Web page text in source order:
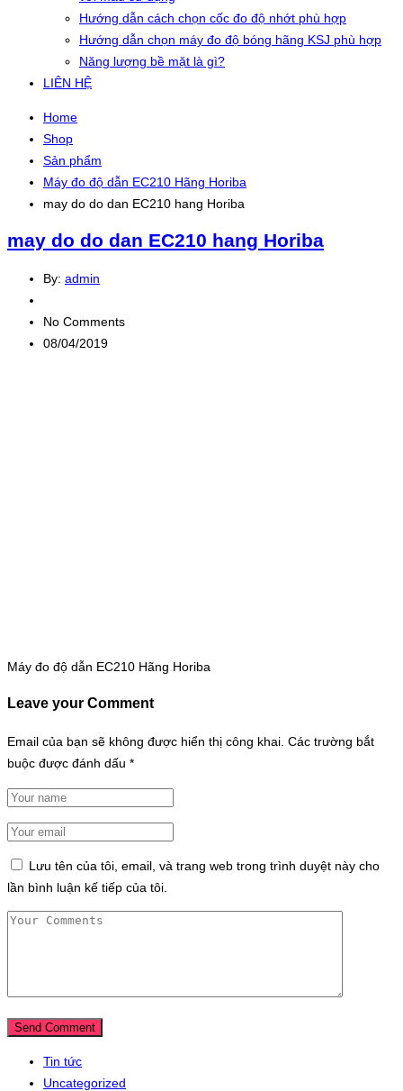
Hướng dẫn cách chọn cốc đo độ nhớt phù hợp
Hướng dẫn chọn máy đo độ bóng hãng KSJ phù hợp
Năng lượng bề mặt là gì?
LIÊN HỆ
Home
Shop
Sản phẩm
Máy đo độ dẫn EC210 Hãng Horiba
may do do dan EC210 hang Horiba
may do do dan EC210 hang Horiba
By: admin
No Comments
08/04/2019
Máy đo độ dẫn EC210 Hãng Horiba
Leave your Comment
Email của bạn sẽ không được hiển thị công khai. Các trường bắt
buộc được đánh dấu *
Lưu tên của tôi, email, và trang web trong trình duyệt này cho
lần bình luận kế tiếp của tôi.
Tin tức
Uncategorized